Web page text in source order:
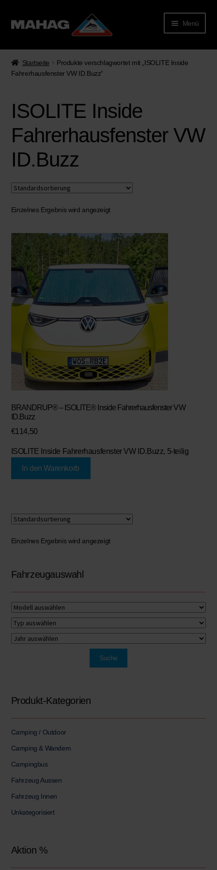
Menü
Startseite
Produkte verschlagwortet mit „ISOLITE Inside
Fahrerhausfenster VW ID.Buzz“
ISOLITE Inside
Fahrerhausfenster VW
ID.Buzz
Einzelnes Ergebnis wird angezeigt
BRANDRUP® – ISOLITE® Inside Fahrerhausfenster VW
ID.Buzz
€114,50
ISOLITE Inside Fahrerhausfenster VW ID.Buzz, 5-teilig
In den Warenkorb
Einzelnes Ergebnis wird angezeigt
Fahrzeugauswahl
Produkt-Kategorien
Camping / Outdoor
Camping & Wandern
Campingbus
Fahrzeug Aussen
Fahrzeug Innen
Unkategorisiert
Aktion %